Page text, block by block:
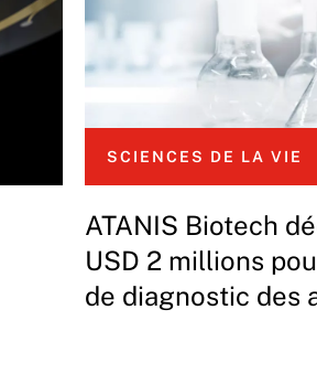
SCIENCES DE LA VIE
ATANIS Biotech
USD 2 millions
de diagnostic des